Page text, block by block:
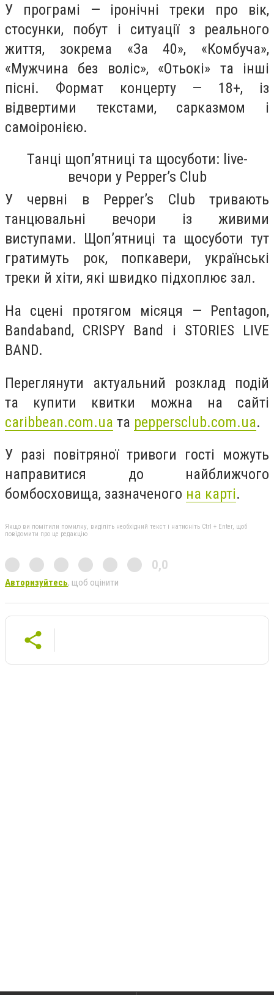
У програмі — іронічні треки про вік,
стосунки, побут і ситуації з реального
життя, зокрема «За 40», «Комбуча»,
«Мужчина без воліс», «Отьокі» та інші
пісні. Формат концерту — 18+, із
відвертими текстами, сарказмом і
самоіронією.
Танці щоп’ятниці та щосуботи: live-
вечори у Pepper’s Club
У червні в Pepper’s Club тривають
танцювальні вечори із живими
виступами. Щоп’ятниці та щосуботи тут
гратимуть рок, попкавери, українські
треки й хіти, які швидко підхоплює зал.
На сцені протягом місяця — Pentagon,
Bandaband, CRISPY Band і STORIES LIVE
BAND.
Переглянути актуальний розклад подій
та купити квитки можна на сайті
caribbean.com.ua та peppersclub.com.ua.
У разі повітряної тривоги гості можуть
направитися до найближчого
бомбосховища, зазначеного на карті.
Якщо ви помітили помилку, виділіть необхідний текст і натисніть Ctrl + Enter, щоб
повідомити про це редакцію
0,0
Авторизуйтесь, щоб оцінити